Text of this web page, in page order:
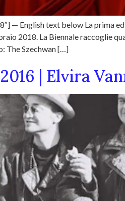
— English text below La prima
2018. La Biennale raccoglie
The Szechwan […]
| Elvira